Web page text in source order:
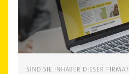
SIND SIE INHABER DIESER FIRMA?